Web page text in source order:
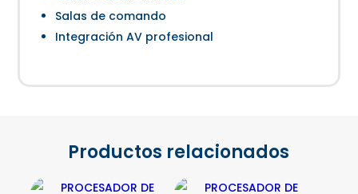
Salas de comando
Integración AV profesional
Productos relacionados